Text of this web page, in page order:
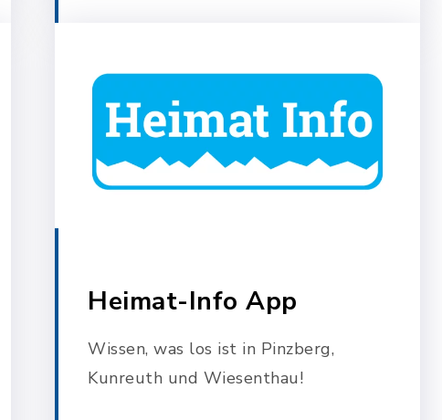
Heimat-Info App
Wissen, was los ist in Pinzberg,
Kunreuth und Wiesenthau!